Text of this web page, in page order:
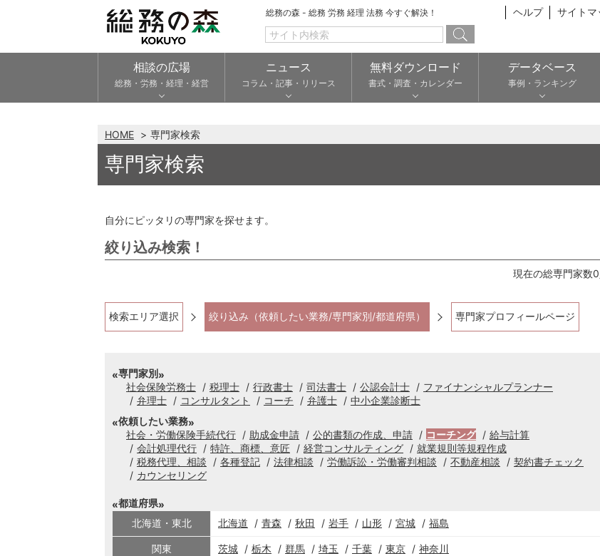
総務の森 - 総務 労務 経理 法務 今すぐ解決！ ヘルプ サイトマ
相談の広場
総務・労務・経理・経営
ニュース
コラム・記事・リリース
無料ダウンロード
書式・調査・カレンダー
データベース
事例・ランキング
HOME 専門家検索
専門家検索
自分にピッタリの専門家を探せます。
絞り込み検索！
現在の総専門家数0
検索エリア選択 絞り込み（依頼したい業務/専門家別/都道府県） 専門家プロフィールページ
専門家別
社会保険労務士
税理士 行政書士 司法書士 公認会計士
ファイナンシャルプランナー
弁理士
コンサルタント コーチ 弁護士
中小企業診断士
依頼したい業務
社会・労働保険手続代行
助成金申請 公的書類の作成、申請 コーチング
給与計算
会計処理代行
特許、商標、意匠 経営コンサルティング
就業規則等規程作成
税務代理、相談
各種登記 法律相談 労働訴訟・労働審判相談 不動産相談
契約書チェック
カウンセリング
都道府県
北海道・東北
北海道 青森 秋田 岩手 山形 宮城 福島
関東 茨城 栃木 群馬 埼玉 千葉 東京 神奈川